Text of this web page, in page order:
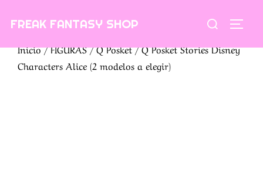
FREAK FANTASY SHOP Buscar:
Inicio/FIGURAS/Q Posket/ Q Posket Stories Disney
Characters Alice (2 modelos a elegir)